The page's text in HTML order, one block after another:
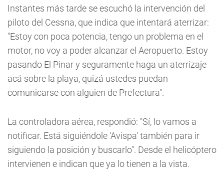
Instantes más tarde se escuchó la intervención del
piloto del Cessna, que indica que intentará aterrizar:
"Estoy con poca potencia, tengo un problema en el
motor, no voy a poder alcanzar el Aeropuerto. Estoy
pasando El Pinar y seguramente haga un aterrizaje
acá sobre la playa, quizá ustedes puedan
comunicarse con alguien de Prefectura".
La controladora aérea, respondió: "Sí, lo vamos a
notificar. Está siguiéndole 'Avispa' también para ir
siguiendo la posición y buscarlo". Desde el helicóptero
intervienen e indican que ya lo tienen a la vista.